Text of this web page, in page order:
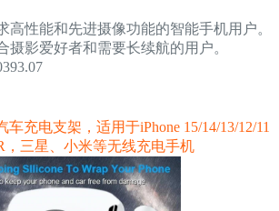
高性能和先进摄像功能的智能手机用户。
摄影爱好者和需要长续航的用户。
车充电支架，适用于iPhone 15/14/13/12/11
，三星、小米等无线充电手机